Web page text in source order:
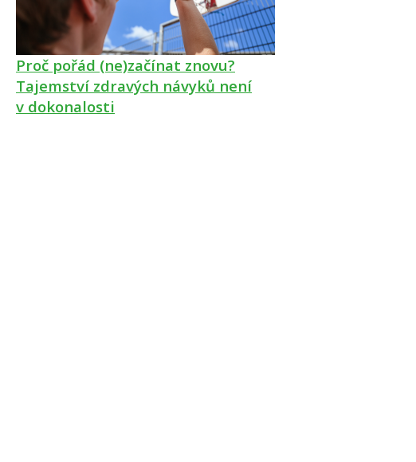
Proč pořád (ne)začínat znovu?
Tajemství zdravých návyků není
v dokonalosti